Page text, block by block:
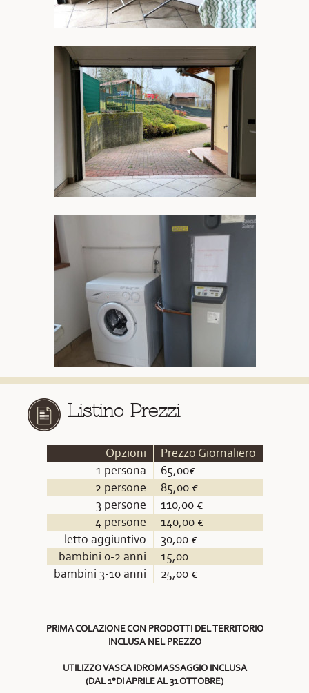
Listino Prezzi
Opzioni
Prezzo Giornaliero
1 persona
65,00€
2 persone
85,00 €
3 persone
110,00 €
4 persone
140,00 €
letto aggiuntivo
30,00 €
bambini 0-2 anni
15,00
bambini 3-10 anni
25,00 €
PRIMA COLAZIONE CON PRODOTTI DEL TERRITORIO
INCLUSA NEL PREZZO
UTILIZZO VASCA IDROMASSAGGIO INCLUSA
(DAL 1°DI APRILE AL 31 OTTOBRE)